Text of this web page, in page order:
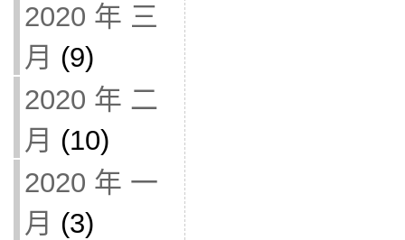
2020 年 三
月 (9)
2020 年 二
月 (10)
2020 年 一
月 (3)